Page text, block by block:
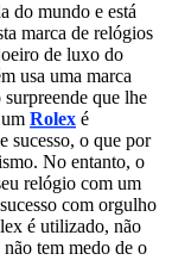
do mundo e está
marca de relógios
de luxo do
usa uma marca
que lhe
Rolex é
sucesso, o que por
No entanto, o
relógio com um
com orgulho
é utilizado, não
não tem medo de o